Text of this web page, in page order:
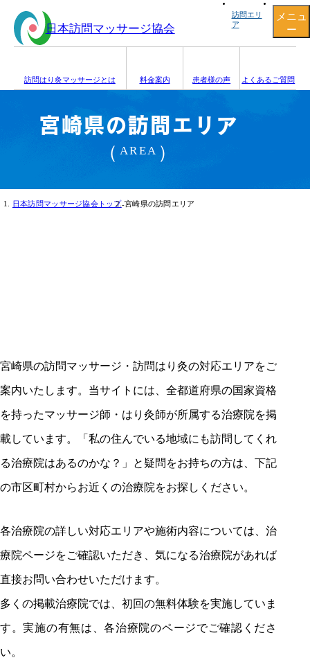
日本訪問マッサージ協会
訪問はり灸マッサージとは 料金案内 患者様の声 よくあるご質問
訪問エリ
ア
メニュ
ー
宮崎県の訪問エリア
AREA
日本訪問マッサージ協会トップ-宮崎県の訪問エリア
宮崎県の訪問マッサージ・訪問はり灸の対応エリアをご
案内いたします。当サイトには、全都道府県の国家資格
を持ったマッサージ師・はり灸師が所属する治療院を掲
載しています。「私の住んでいる地域にも訪問してくれ
る治療院はあるのかな？」と疑問をお持ちの方は、下記
の市区町村からお近くの治療院をお探しください。
各治療院の詳しい対応エリアや施術内容については、治
療院ページをご確認いただき、気になる治療院があれば
直接お問い合わせいただけます。
多くの掲載治療院では、初回の無料体験を実施していま
す。実施の有無は、各治療院のページでご確認くださ
い。
ホーム
よくあるご質問
介護・医療関係者様へ
訪問鍼灸・マッサージコラム